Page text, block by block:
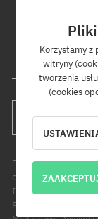
Twój adres e-mail
Podanie adresu e-
otrzymywanie
Informujemy, że
Sport Distribution sp.
Korzystamy z
witryny
tworzenia
(cookies